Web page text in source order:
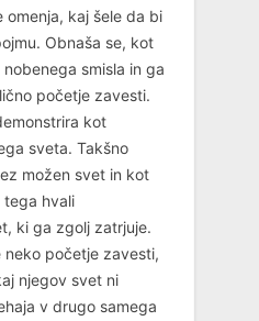
omenja, kaj šele da bi
Obnaša se, kot
smisla in ga
početje zavesti.
kot
sveta. Takšno
možen svet in kot
tega hvali
ki ga zgolj zatrjuje.
početje zavesti,
njegov svet ni
v drugo samega